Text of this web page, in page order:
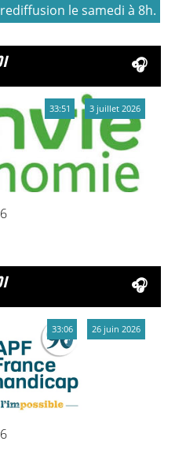
le samedi à 8h.
33:51 3 juillet 2026
33:06 26 juin 2026